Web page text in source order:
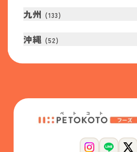
九州 (133)
沖縄 (52)